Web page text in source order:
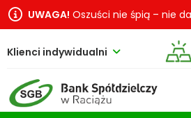
UWAGA! Oszuści nie śpią – nie
Klienci indywidualni